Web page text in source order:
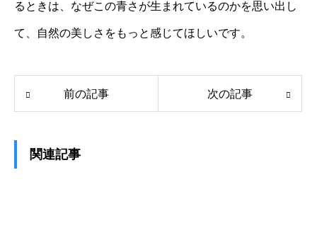
るときは、なぜこの青さが生まれているのかを思い出し
て、自然の美しさをもっと感じてほしいです。
前の記事 次の記事
関連記事